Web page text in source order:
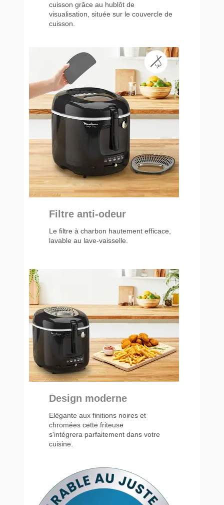
cuisson grâce au hublôt de
visualisation, située sur le couvercle de
cuisson.
Filtre anti-odeur
Le filtre à charbon hautement efficace,
lavable au lave-vaisselle.
Design moderne
Elégante aux finitions noires et
chromées cette friteuse
s'intégrera parfaitement dans votre
cuisine.